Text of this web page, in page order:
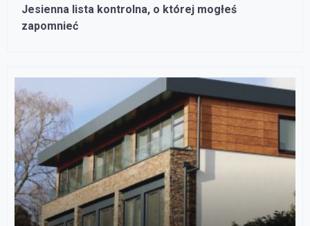
Jesienna lista kontrolna, o której mogłeś
zapomnieć